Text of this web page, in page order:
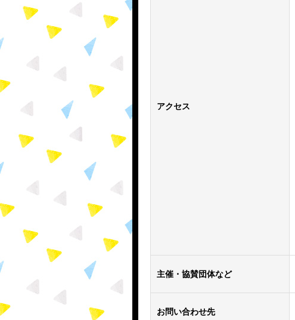
アクセス
主催・協賛団体など
お問い合わせ先